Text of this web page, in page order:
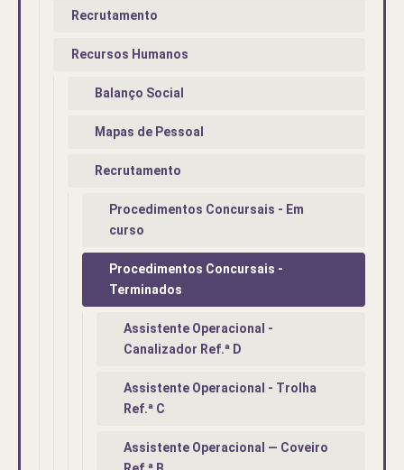
Recrutamento
Recursos Humanos
Balanço Social
Mapas de Pessoal
Recrutamento
Procedimentos Concursais - Em
curso
Procedimentos Concursais -
Terminados
Assistente Operacional -
Canalizador Ref.ª D
Assistente Operacional - Trolha
Ref.ª C
Assistente Operacional — Coveiro